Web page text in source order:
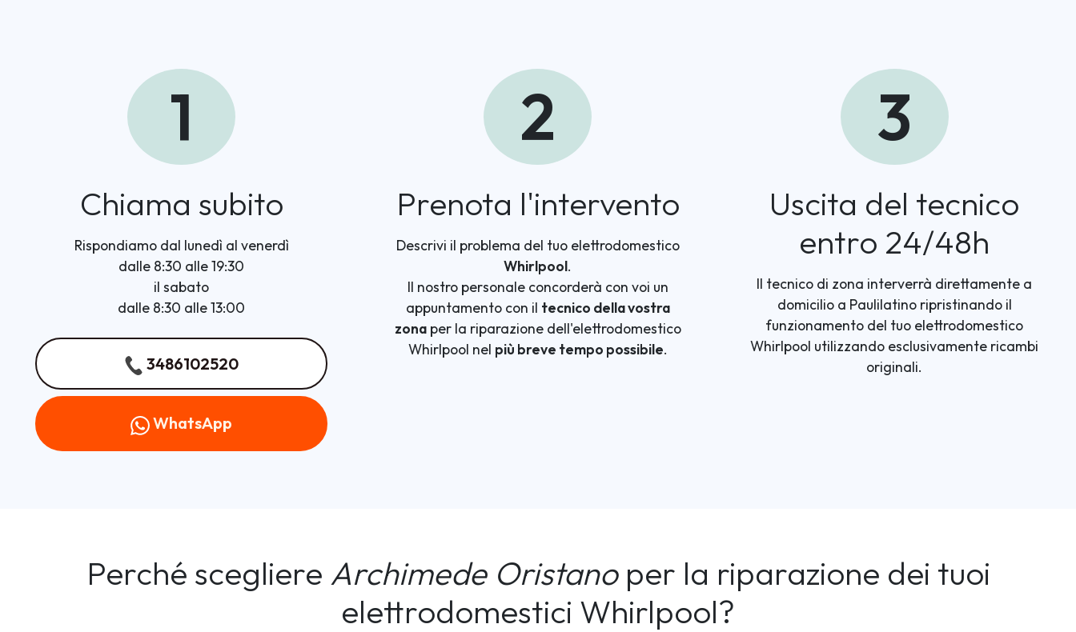
1
Chiama subito
Rispondiamo dal lunedì al venerdì
dalle 8:30 alle 19:30
il sabato
dalle 8:30 alle 13:00
3486102520
WhatsApp
2
Prenota l'intervento
Descrivi il problema del tuo elettrodomestico
Whirlpool.
Il nostro personale concorderà con voi un
appuntamento con il tecnico della vostra
zonaper la riparazione dell'elettrodomestico
Whirlpool nel più breve tempo possibile.
3
Uscita del tecnico
entro 24/48h
Il tecnico di zona interverrà direttamente a
domicilio a Paulilatino ripristinando il
funzionamento del tuo elettrodomestico
Whirlpool utilizzando esclusivamente ricambi
originali.
Perché scegliere Archimede Oristanoper la riparazione dei tuoi
elettrodomestici Whirlpool?